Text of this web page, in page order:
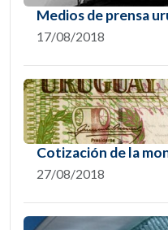
Medios de prensa
17/08/2018
Cotización de la
27/08/2018